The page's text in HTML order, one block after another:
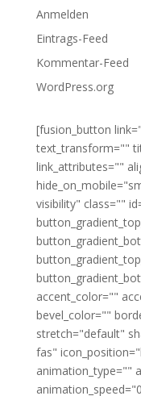
Anmelden
Eintrags-Feed
Kommentar-Feed
WordPress.org
[fusion_button
text_transform=""
link_attributes=""
visibility" class=""
accent_color=""
bevel_color=""
stretch="default"
fas"
animation_type=""